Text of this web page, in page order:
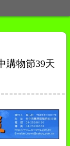
購物節39天